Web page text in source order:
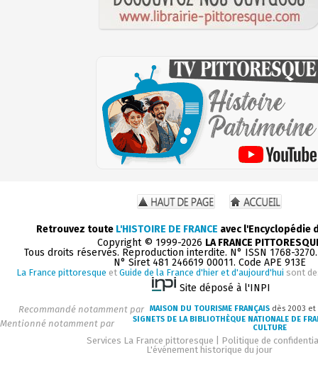
Retrouvez toute L'HISTOIRE DE FRANCE avec l'Encyclopédie
Copyright © 1999-2026 LA FRANCE
Tous droits réservés. Reproduction interdite. N° ISSN 1768-
N° Siret 481 246619 00011. Code APE 913E
La France pittoresque et Guide de la France d'hier et d'aujourd'hui sont
Site déposé à l'INPI
Recommandé notamment par MAISON DU TOURISME FRANÇAIS dès 2003 et
Mentionné notamment par
SIGNETS DE LA BIBLIOTHÈQUE NATIONALE DE
CULTURE
Services La France pittoresque
Politique de
L'événement historique du jour